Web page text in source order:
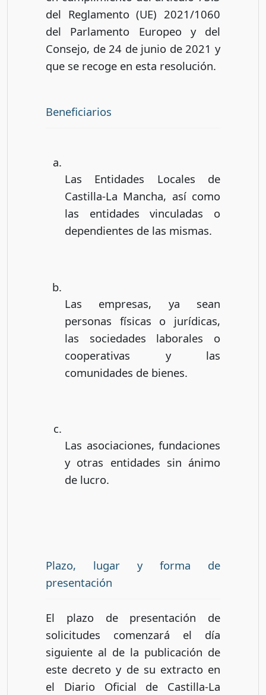
del Reglamento (UE) 2021/1060
del Parlamento Europeo y del
Consejo, de 24 de junio de 2021 y
que se recoge en esta resolución.
Beneficiarios
Las Entidades Locales de
Castilla-La Mancha, así como
las entidades vinculadas o
dependientes de las mismas.
Las empresas, ya sean
personas físicas o jurídicas,
las sociedades laborales o
cooperativas y las
comunidades de bienes.
Las asociaciones, fundaciones
y otras entidades sin ánimo
de lucro.
Plazo, lugar y forma de
presentación
El plazo de presentación de
solicitudes comenzará el día
siguiente al de la publicación de
este decreto y de su extracto en
el Diario Oficial de Castilla-La